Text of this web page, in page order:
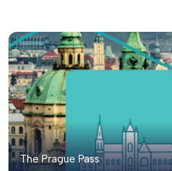
The Prague Pass